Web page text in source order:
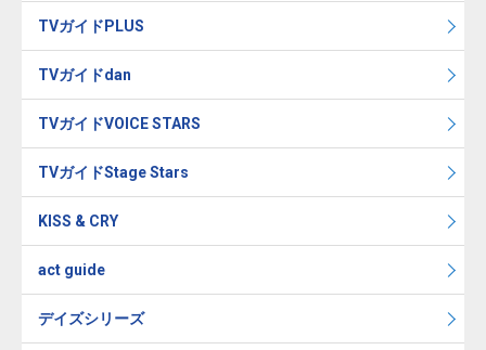
TVガイドPLUS
TVガイドdan
TVガイドVOICE STARS
TVガイドStage Stars
KISS & CRY
act guide
デイズシリーズ